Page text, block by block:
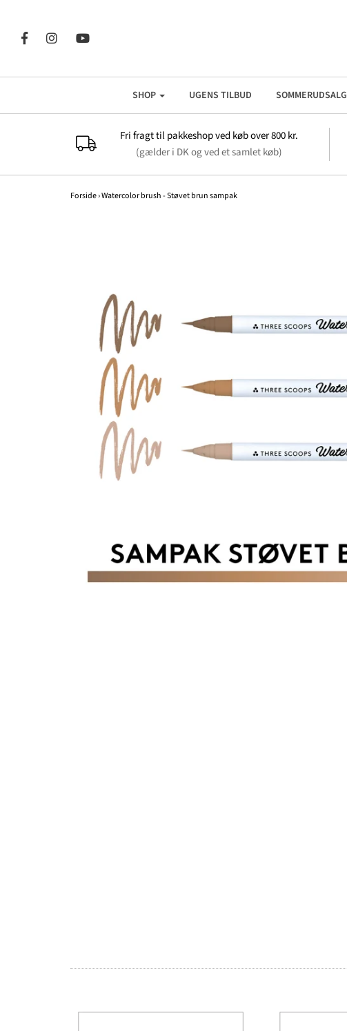
SHOP UGENS TILBUD SOMMERUDSALG
Fri fragt til pakkeshop ved køb over 800 kr.
(gælder i DK og ved et samlet køb)
Forside›Watercolor brush - Støvet brun sampak